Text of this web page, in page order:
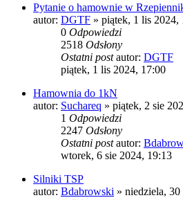
Pytanie o hamownie w
autor: DGTF » piątek, 1 lis 2024,
0 Odpowiedzi
2518 Odsłony
Ostatni postautor: DGTF
piątek, 1 lis 2024, 17:00
Hamownia do 1kN
autor: Suchareq » piątek, 2 sie
1 Odpowiedzi
2247 Odsłony
Ostatni postautor:
wtorek, 6 sie 2024, 19:13
Silniki TSP
autor: Bdabrowski » niedziela,